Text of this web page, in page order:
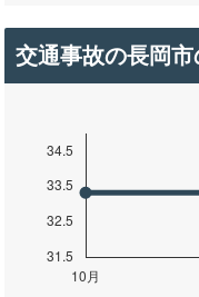
交通事故の長岡